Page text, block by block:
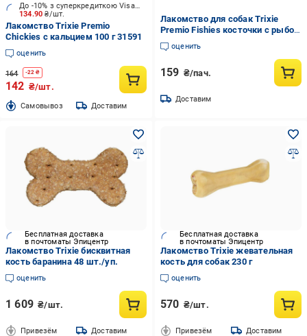
134.90₴/шт.
До -10% з суперкредиткою Visa Вигода
Лакомство Trixie Premio
Chickies с кальцием 100 г 31591
оценить
164 -22 ₴
142 ₴/шт.
Cамовывоз Доставим
Лакомство для собак Trixie
Premio Fishies косточки с рыбой
рыбные вкусности в форме
косточки для дрессировки и
оценить
159 ₴/пач.
Доставим
Бесплатная доставка
в почтоматы Эпицентр
Лакомство Trixie бисквитная
кость баранина 48 шт./уп.
оценить
1 609 ₴/шт.
Привезём Доставим
Бесплатная доставка
в почтоматы Эпицентр
Лакомство Trixie жевательная
кость для собак 230 г
оценить
570 ₴/шт.
Привезём Доставим